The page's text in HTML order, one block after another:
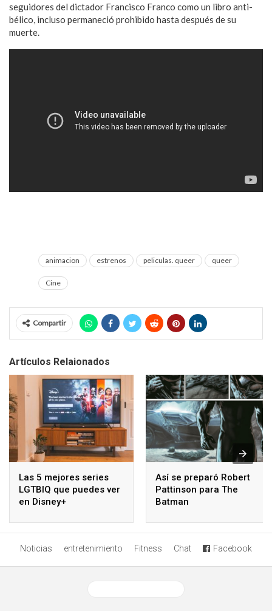
seguidores del dictador Francisco Franco como un libro anti-
bélico, incluso permaneció prohibido hasta después de su
muerte.
animacion estrenos peliculas. queer queer
Cine
Compartir
Artículos Relaionados
Las 5 mejores series
LGTBIQ que puedes ver
en Disney+
Así se preparó Robert
Pattinson para The
Batman
Noticias entretenimiento Fitness Chat Facebook